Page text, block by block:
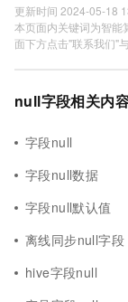
更新时间 2024-05-18
本页面内关键词为智能
面下方点击"联系我们"
null字段相关内
字段null
字段null数据
字段null默认值
离线同步null字段
hive字段null